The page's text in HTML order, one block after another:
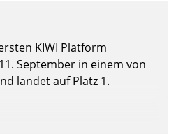
KIWI Platform
September in einem von
landet auf Platz 1.